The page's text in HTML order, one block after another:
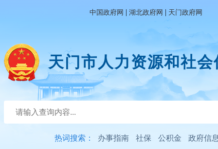
中国政府网 | 湖北政府网 | 天门政府网
天门市人力资源和社
热词搜索： 办事指南 社保 公积金 政府信